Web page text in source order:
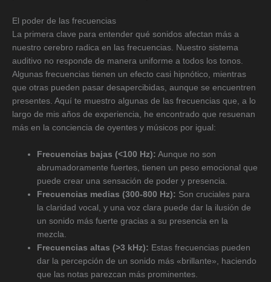
El poder de las frecuencias
La primera clave para entender qué sonidos afectan más a
nuestro cerebro radica en las frecuencias. Nuestro sistema
auditivo no responde de manera uniforme a todos los tonos.
Algunas frecuencias tienen un efecto casi hipnótico, mientras
que otras pueden pasar desapercibidas, aunque se encuentren
presentes. Aquí te muestro algunas de las frecuencias que, a lo
largo de mis años de experiencia, he encontrado que resuenan
más en la conciencia de oyentes y músicos por igual:
Frecuencias bajas (<100 Hz): Aunque no son
abrumadoramente fuertes, tienen un peso emocional que
puede crear una sensación de poder y presencia.
Frecuencias medias (300-800 Hz): Son cruciales para
la claridad vocal, y una voz clara puede dar la ilusión de
un sonido más fuerte gracias a su presencia en la
mezcla.
Frecuencias altas (>3 kHz): Estas frecuencias pueden
dar la percepción de un sonido más «brillante», haciendo
que las notas parezcan más prominentes.